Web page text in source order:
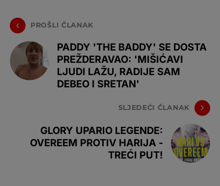
PROŠLI ČLANAK
PADDY 'THE BADDY' SE DOSTA
PREŽDERAVAO: 'MIŠIĆAVI
LJUDI LAŽU, RADIJE SAM
DEBEO I SRETAN'
SLJEDEĆI ČLANAK
GLORY UPARIO LEGENDE:
OVEREEM PROTIV HARIJA -
TREĆI PUT!